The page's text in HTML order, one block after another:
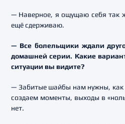
— Наверное, я ощущаю себя так
ещё сдерживаю.
— Все болельщики ждали
домашней серии. Какие
ситуации вы видите?
— Забитые шайбы нам нужны, как
создаем моменты, выходы в
нет.